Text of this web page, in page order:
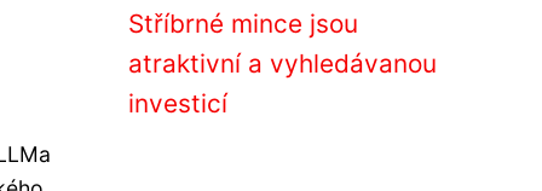
Stříbrné mince jsou
atraktivní a vyhledávanou
investicí